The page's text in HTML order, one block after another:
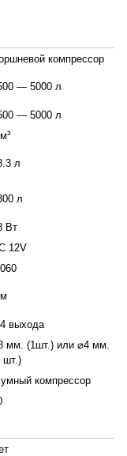
компрессор
— 5000 л
— 5000 л
л
л
Вт
12V
выхода
мм. (1шт.) или ⌀4 мм.
шт.)
компрессор